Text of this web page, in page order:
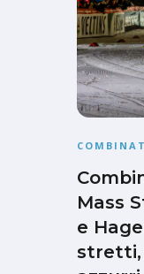
Mass
e
stretti,